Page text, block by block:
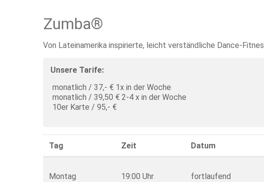
Zumba®
Von Lateinamerika inspirierte, leicht verständliche Dance-
Unsere Tarife:
monatlich / 37,- € 1x in der Woche
monatlich / 39,50 € 2-4 x in der Woche
10er Karte / 95,- €
Tag Zeit Datum
Montag 19:00 Uhr fortlaufend